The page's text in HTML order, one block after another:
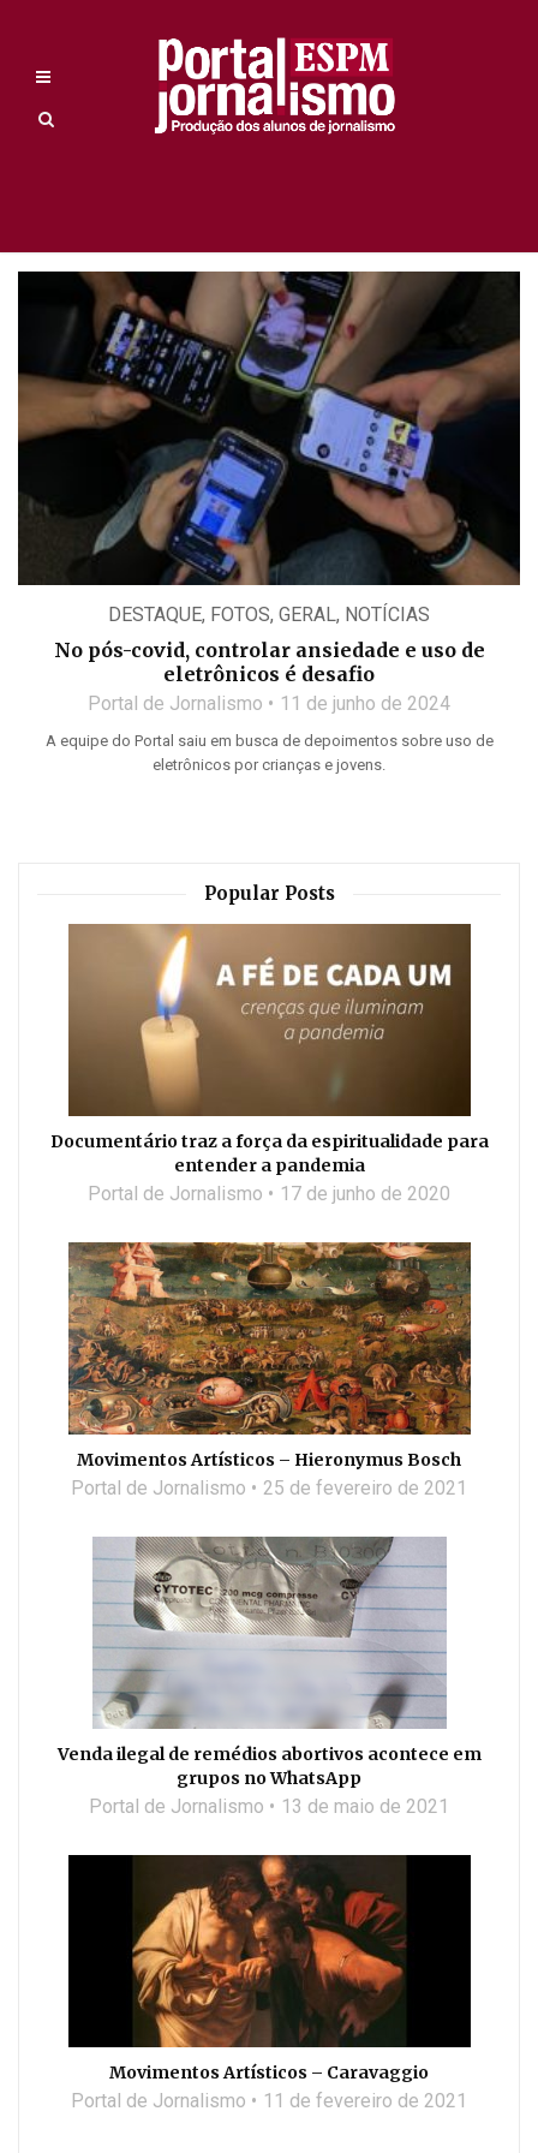
DESTAQUE, FOTOS, GERAL, NOTÍCIAS
No pós-covid, controlar ansiedade e uso de
eletrônicos é desafio
Portal de Jornalismo 11 de junho de 2024
A equipe do Portal saiu em busca de depoimentos sobre uso de
eletrônicos por crianças e jovens.
Popular Posts
Documentário traz a força da espiritualidade para
entender a pandemia
Portal de Jornalismo 17 de junho de 2020
Movimentos Artísticos – Hieronymus Bosch
Portal de Jornalismo 25 de fevereiro de 2021
Venda ilegal de remédios abortivos acontece em
grupos no WhatsApp
Portal de Jornalismo 13 de maio de 2021
Movimentos Artísticos – Caravaggio
Portal de Jornalismo 11 de fevereiro de 2021